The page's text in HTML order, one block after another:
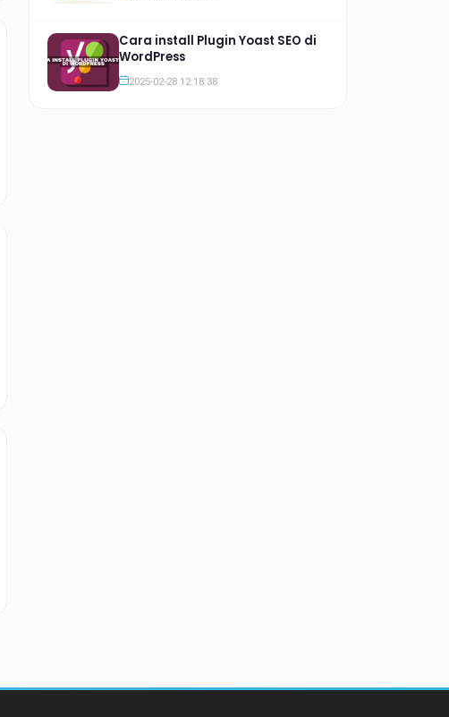
Cara install Plugin Yoast SEO di
WordPress
2025-02-28 12:18:38